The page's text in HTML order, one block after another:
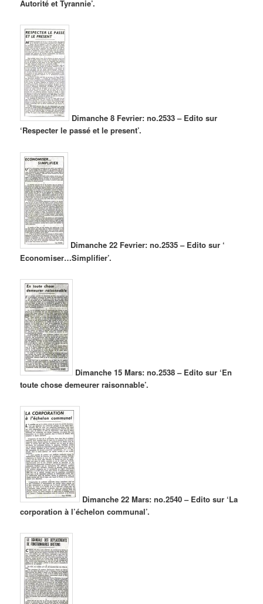
Autorité et Tyrannie’.
Dimanche 8 Fevrier: no.2533 – Edito sur
‘Respecter le passé et le present’.
Dimanche 22 Fevrier: no.2535 – Edito sur ‘
Economiser…Simplifier’.
Dimanche 15 Mars: no.2538 – Edito sur ‘En
toute chose demeurer raisonnable’.
Dimanche 22 Mars: no.2540 – Edito sur ‘La
corporation à l’échelon communal’.